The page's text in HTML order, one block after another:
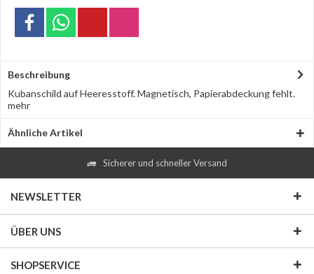
Beschreibung
Kubanschild auf Heeresstoff. Magnetisch, Papierabdeckung fehlt.
mehr
Ähnliche Artikel
Sicherer und schneller Versand
NEWSLETTER
ÜBER UNS
SHOPSERVICE